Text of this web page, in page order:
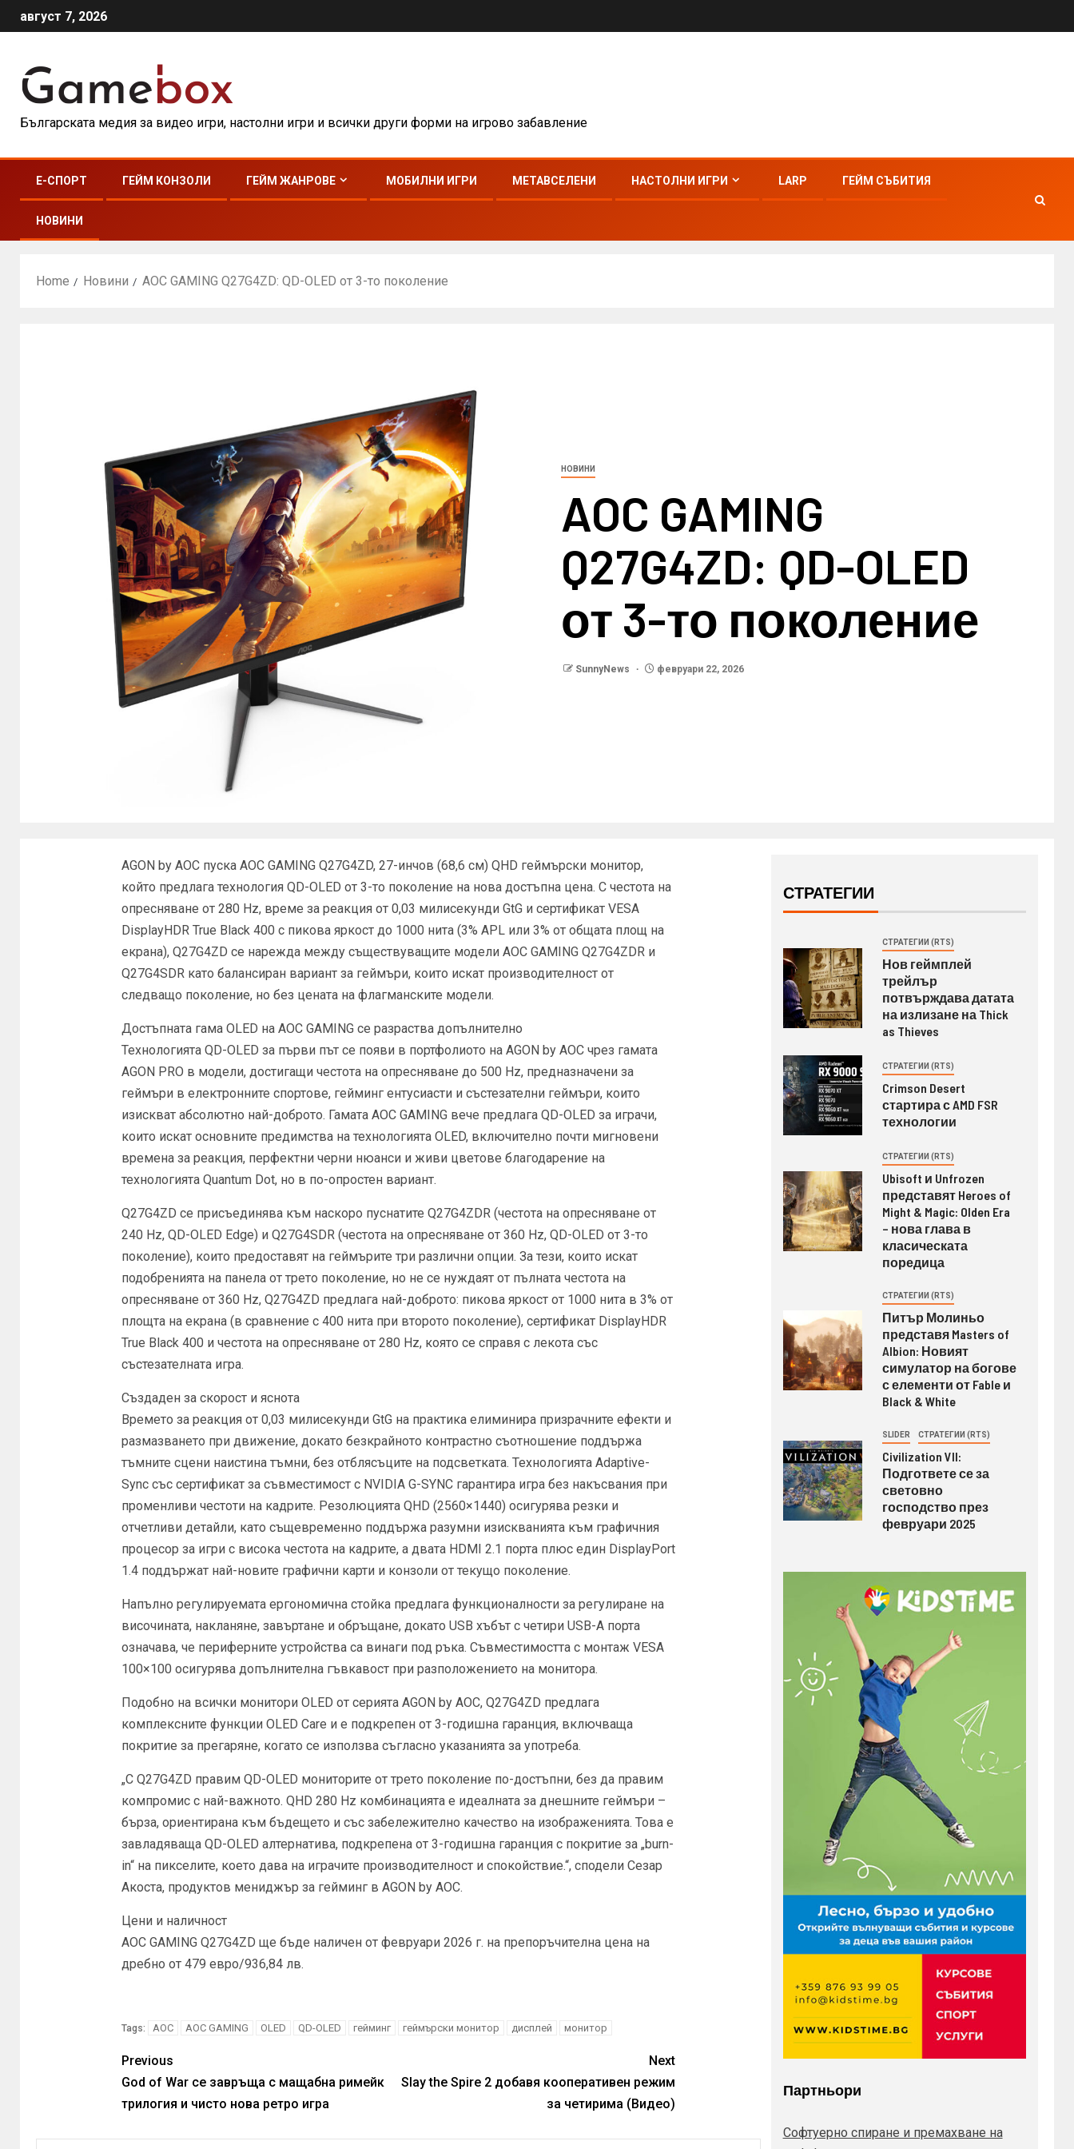
август 7, 2026
Българската медия за видео игри, настолни игри и всички други форми на игрово забавление
E-СПОРТ ГЕЙМ КОНЗОЛИ ГЕЙМ ЖАНРОВЕ МОБИЛНИ ИГРИ МЕТАВСЕЛЕНИ НАСТОЛНИ ИГРИ LARP ГЕЙМ СЪБИТИЯ
НОВИНИ
Home Новини AOC GAMING Q27G4ZD: QD-OLED от 3-то поколение
НОВИНИ
AOC GAMING
Q27G4ZD: QD-OLED
от 3-то поколение
SunnyNews февруари 22, 2026
AGON by AOC пуска AOC GAMING Q27G4ZD, 27-инчов (68,6 см) QHD геймърски монитор,
който предлага технология QD-OLED от 3-то поколение на нова достъпна цена. С честота на
опресняване от 280 Hz, време за реакция от 0,03 милисекунди GtG и сертификат VESA
DisplayHDR True Black 400 с пикова яркост до 1000 нита (3% APL или 3% от общата площ на
екрана), Q27G4ZD се нарежда между съществуващите модели AOC GAMING Q27G4ZDR и
Q27G4SDR като балансиран вариант за геймъри, които искат производителност от
следващо поколение, но без цената на флагманските модели.
Достъпната гама OLED на AOC GAMING се разраства допълнително
Технологията QD-OLED за първи път се появи в портфолиото на AGON by AOC чрез гамата
AGON PRO в модели, достигащи честота на опресняване до 500 Hz, предназначени за
геймъри в електронните спортове, гейминг ентусиасти и състезателни геймъри, които
изискват абсолютно най-доброто. Гамата AOC GAMING вече предлага QD-OLED за играчи,
които искат основните предимства на технологията OLED, включително почти мигновени
времена за реакция, перфектни черни нюанси и живи цветове благодарение на
технологията Quantum Dot, но в по-опростен вариант.
Q27G4ZD се присъединява към наскоро пуснатите Q27G4ZDR (честота на опресняване от
240 Hz, QD-OLED Edge) и Q27G4SDR (честота на опресняване от 360 Hz, QD-OLED от 3-то
поколение), които предоставят на геймърите три различни опции. За тези, които искат
подобренията на панела от трето поколение, но не се нуждаят от пълната честота на
опресняване от 360 Hz, Q27G4ZD предлага най-доброто: пикова яркост от 1000 нита в 3% от
площта на екрана (в сравнение с 400 нита при второто поколение), сертификат DisplayHDR
True Black 400 и честота на опресняване от 280 Hz, която се справя с лекота със
състезателната игра.
Създаден за скорост и яснота
Времето за реакция от 0,03 милисекунди GtG на практика елиминира призрачните ефекти и
размазването при движение, докато безкрайното контрастно съотношение поддържа
тъмните сцени наистина тъмни, без отблясъците на подсветката. Технологията Adaptive-
Sync със сертификат за съвместимост с NVIDIA G-SYNC гарантира игра без накъсвания при
променливи честоти на кадрите. Резолюцията QHD (2560×1440) осигурява резки и
отчетливи детайли, като същевременно поддържа разумни изискванията към графичния
процесор за игри с висока честота на кадрите, а двата HDMI 2.1 порта плюс един DisplayPort
1.4 поддържат най-новите графични карти и конзоли от текущо поколение.
Напълно регулируемата ергономична стойка предлага функционалности за регулиране на
височината, накланяне, завъртане и обръщане, докато USB хъбът с четири USB-A порта
означава, че периферните устройства са винаги под ръка. Съвместимостта с монтаж VESA
100×100 осигурява допълнителна гъвкавост при разположението на монитора.
Подобно на всички монитори OLED от серията AGON by AOC, Q27G4ZD предлага
комплексните функции OLED Care и е подкрепен от 3-годишна гаранция, включваща
покритие за прегаряне, когато се използва съгласно указанията за употреба.
„С Q27G4ZD правим QD-OLED мониторите от трето поколение по-достъпни, без да правим
компромис с най-важното. QHD 280 Hz комбинацията е идеалната за днешните геймъри –
бърза, ориентирана към бъдещето и със забележително качество на изображенията. Това е
завладяваща QD-OLED алтернатива, подкрепена от 3-годишна гаранция с покритие за „burn-
in“ на пикселите, което дава на играчите производителност и спокойствие.“, сподели Сезар
Акоста, продуктов мениджър за гейминг в AGON by AOC.
Цени и наличност
AOC GAMING Q27G4ZD ще бъде наличен от февруари 2026 г. на препоръчителна цена на
дребно от 479 евро/936,84 лв.
Tags: AOC AOC GAMING OLED QD-OLED гейминг геймърски монитор дисплей монитор
Previous
God of War се завръща с мащабна римейк
трилогия и чисто нова ретро игра
Next
Slay the Spire 2 добавя кооперативен режим
за четирима (Видео)
СТРАТЕГИИ
СТРАТЕГИИ (RTS)
Нов геймплей
трейлър
потвърждава датата
на излизане на Thick
as Thieves
СТРАТЕГИИ (RTS)
Crimson Desert
стартира с AMD FSR
технологии
СТРАТЕГИИ (RTS)
Ubisoft и Unfrozen
представят Heroes of
Might & Magic: Olden Era
– нова глава в
класическата
поредица
СТРАТЕГИИ (RTS)
Питър Молиньо
представя Masters of
Albion: Новият
симулатор на богове
с елементи от Fable и
Black & White
SLIDER СТРАТЕГИИ (RTS)
Civilization VII:
Подгответе се за
световно
господство през
февруари 2025
Партньори
Софтуерно спиране и премахване на